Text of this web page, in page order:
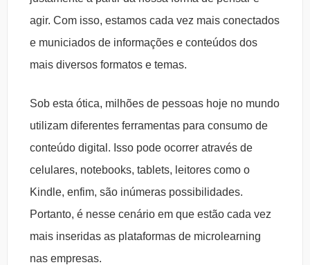
agir. Com isso, estamos cada vez mais conectados
e municiados de informações e conteúdos dos
mais diversos formatos e temas.
Sob esta ótica, milhões de pessoas hoje no mundo
utilizam diferentes ferramentas para consumo de
conteúdo digital. Isso pode ocorrer através de
celulares, notebooks, tablets, leitores como o
Kindle, enfim, são inúmeras possibilidades.
Portanto, é nesse cenário em que estão cada vez
mais inseridas as plataformas de microlearning
nas empresas.